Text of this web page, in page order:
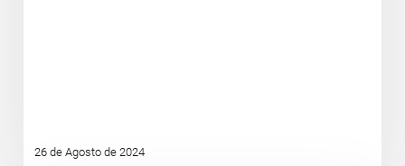
26 de Agosto de 2024